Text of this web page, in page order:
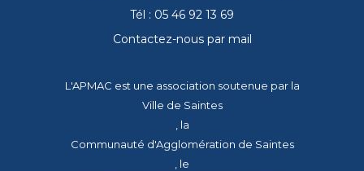
Tél : 05 46 92 13 69
Contactez-nous par mail
L'APMAC est une association soutenue par la
Ville de Saintes
, la
Communauté d'Agglomération de Saintes
, le